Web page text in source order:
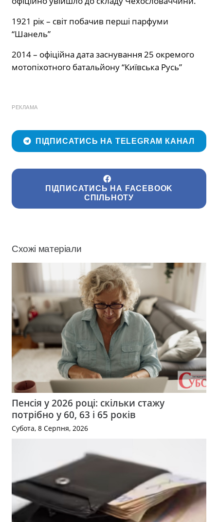
1921 рік – світ побачив перші парфуми
“Шанель”
2014 – офіційна дата заснування 25 окремого
мотопіхотного батальйону “Київська Русь”
РЕКЛАМА
ПІДПИСАТИСЬ НА TELEGRAM КАНАЛ
ПІДПИСАТИСЬ НА FACEBOOK
СПІЛЬНОТУ
Схожі матеріали
Пенсія у 2026 році: скільки стажу
потрібно у 60, 63 і 65 років
Субота, 8 Серпня, 2026